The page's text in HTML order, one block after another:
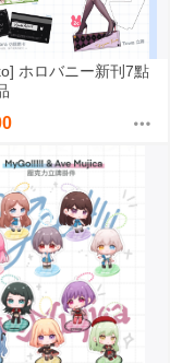
ホロバニー新刊7點